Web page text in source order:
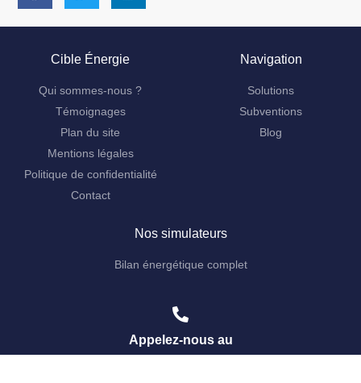
Cible Énergie
Qui sommes-nous ?
Témoignages
Plan du site
Mentions légales
Politique de confidentialité
Contact
Navigation
Solutions
Subventions
Blog
Nos simulateurs
Bilan énergétique complet
Appelez-nous au
01 84 80 05 41